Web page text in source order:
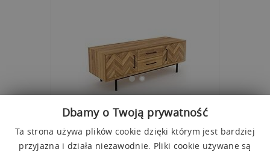
KOMODA NISKA ABIES
KOM2715 OD 3 880,00 zł5 170,00 zł
144 45
Dbamy o Twoją prywatność
Ta strona używa plików cookie dzięki którym jest bardziej
przyjazna i działa niezawodnie. Pliki cookie używane są